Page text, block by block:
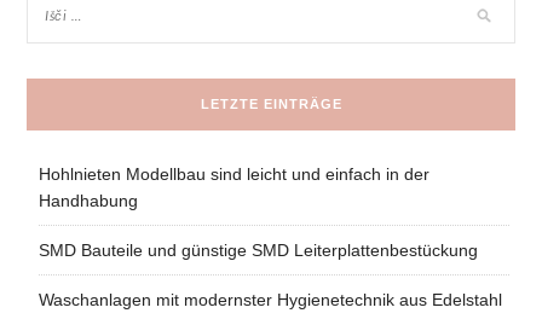
LETZTE EINTRÄGE
Hohlnieten Modellbau sind leicht und einfach in der
Handhabung
SMD Bauteile und günstige SMD Leiterplattenbestückung
Waschanlagen mit modernster Hygienetechnik aus Edelstahl